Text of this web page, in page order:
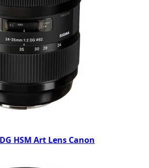
HSM Art Lens Canon